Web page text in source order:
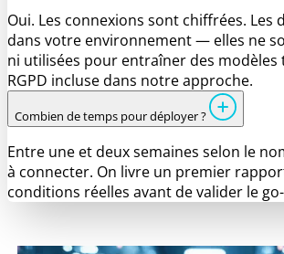
Oui. Les connexions sont chiffrées. Les
dans votre environnement — elles ne
ni utilisées pour entraîner des
RGPD incluse dans notre approche.
Combien de temps pour déployer ?
Entre une et deux semaines selon le
à connecter. On livre un premier
conditions réelles avant de valider le